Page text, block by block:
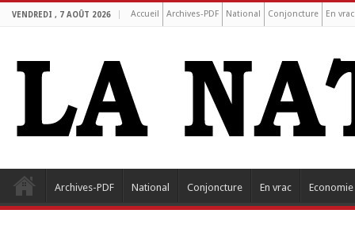
VENDREDI , 7 AOÛT 2026 Accueil Archives-PDF National Conjoncture En vrac
Archives-PDF National Conjoncture En vrac Economie